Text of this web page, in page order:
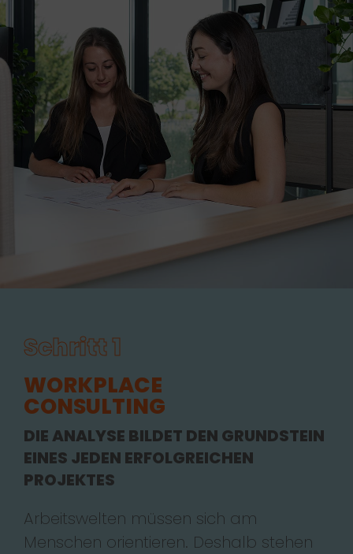
Schritt 1
WORKPLACE
DIE ANALYSE BILDET DEN GRUNDSTEIN
EINES JEDEN ERFOLGREICHEN
PROJEKTES
Arbeitswelten müssen sich am
Menschen orientieren. Deshalb stehen